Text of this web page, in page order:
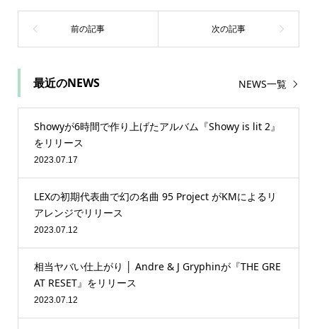
最近のNEWS NEWS一覧
Showyが6時間で作り上げたアルバム『Showy is lit 2』
をリリース
2023.07.17
LEXの初期代表曲で幻の名曲 95 Project がKMによるリ
アレンジでリリース
2023.07.12
相当ヤバい仕上がり │ Andre & J Gryphinが『THE GRE
AT RESET』をリリース
2023.07.12